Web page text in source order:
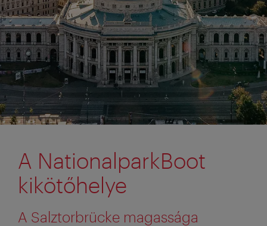
A NationalparkBoot
kikötőhelye
A Salztorbrücke magassága